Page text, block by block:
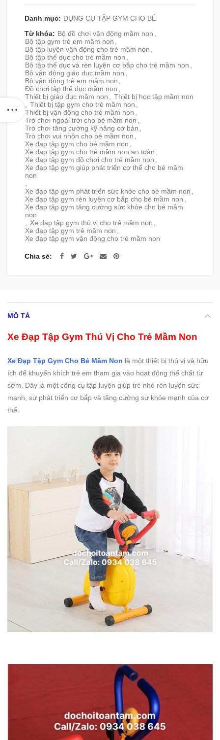
Danh mục: DỤNG CỤ TẬP GYM CHO BÉ
Từ khóa: Bộ đồ chơi vận động mầm non
Bộ tập gym trẻ em mầm non
Bộ tập luyện vận động cho trẻ mầm non
Bộ tập thể dục cho trẻ mầm non
Bộ tập thể dục và rèn luyện cơ bắp cho trẻ mầm non
Bộ vận động giáo dục mầm non
Bộ vận động trẻ em mầm non
Đồ chơi tập thể dục mầm non
Thiết bị giáo dục mầm non
Thiết bị học tập mầm non
Thiết bị tập gym cho trẻ mầm non
Thiết bị vận động cho trẻ mầm non
Trò chơi ngoài trời cho bé mầm non
Trò chơi tăng cường kỹ năng cơ bản
Trò chơi vui nhộn cho bé mầm non
Xe đạp tập gym cho bé mầm non
Xe đạp tập gym cho trẻ mầm non an toàn
Xe đạp tập gym đồ chơi cho trẻ mầm non
Xe đạp tập gym giúp phát triển cơ thể cho bé mầm
non
Xe đạp tập gym phát triển sức khỏe cho bé mầm non
Xe đạp tập gym rèn luyện cơ bắp cho bé mầm non
Xe đạp tập gym tăng cường sức khỏe cho bé mầm
non
Xe đạp tập gym thú vị cho trẻ mầm non
Xe đạp tập gym trẻ mầm non
Xe đạp tập gym vận động cho trẻ mầm non
Chia sẻ
MÔ TẢ
Xe Đạp Tập Gym Thú Vị Cho Trẻ Mầm Non
Xe Đạp Tập Gym Cho Bé Mầm Non là một thiết bị thú vị và hữu
ích để khuyến khích trẻ em tham gia vào hoạt động thể chất từ
sớm. Đây là một công cụ tập luyện giúp trẻ nhỏ rèn luyện sức
mạnh, sự phát triển cơ bắp và tăng cường sự khỏe mạnh của cơ
thể.